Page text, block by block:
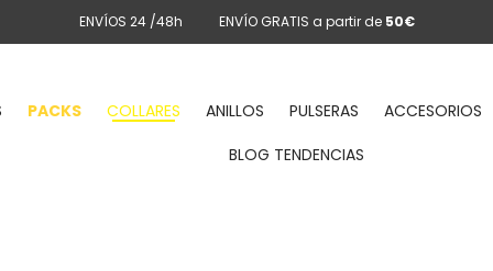
ENVÍOS 24 /48h ENVÍO GRATIS a partir de 50€
PACKS COLLARES ANILLOS PULSERAS ACCESORIOS
BLOG TENDENCIAS